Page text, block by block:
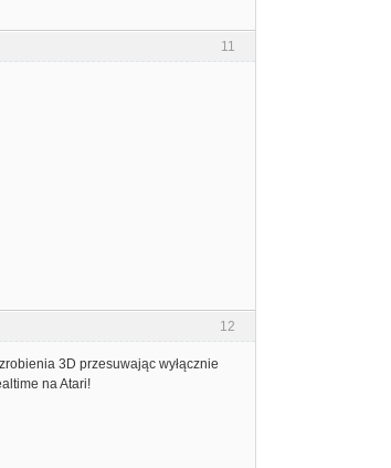
11
12
3D przesuwając wyłącznie
na Atari!